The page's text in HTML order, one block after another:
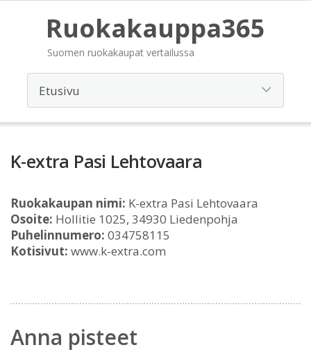
Ruokakauppa365
Suomen ruokakaupat vertailussa
K-extra Pasi Lehtovaara
Ruokakaupan nimi: K-extra Pasi Lehtovaara
Osoite: Hollitie 1025, 34930 Liedenpohja
Puhelinnumero: 034758115
Kotisivut: www.k-extra.com
Anna pisteet